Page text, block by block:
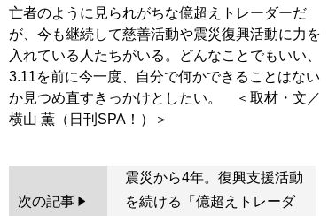
亡者のように見られがちな億超えトレーダーだ
が、今も継続して慈善活動や震災復興活動に力を
入れている人たちがいる。どんなことでもいい、
3.11を前に今一度、自分で何かできることはない
か見つめ直すきっかけとしたい。 ＜取材・文／
次の記事
震災から4年。復興支援活動
を続ける「億超えトレーダ